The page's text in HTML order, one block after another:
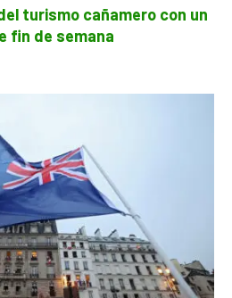
turismo cañamero con un
fin de semana